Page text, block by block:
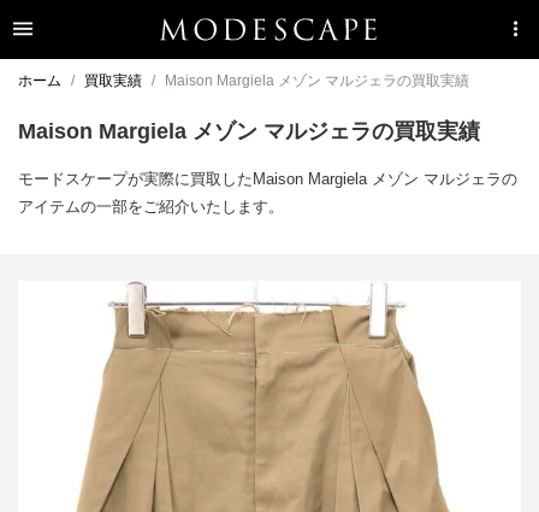
ホーム 買取実績 Maison Margiela メゾン マルジェラの買取実績
Maison Margiela メゾン マルジェラの買取実績
モードスケープが実際に買取したMaison Margiela メゾン マルジェラの
アイテムの一部をご紹介いたします。
メゾン マルジェラ 24SS 再構築ワイドチノショートパンツ